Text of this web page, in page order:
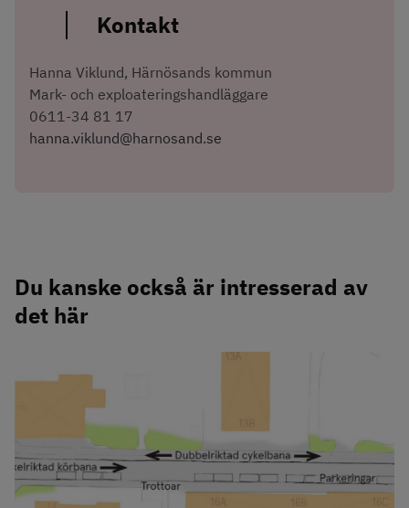
Kontakt
Hanna Viklund, Härnösands kommun
Mark- och exploateringshandläggare
0611-34 81 17
hanna.viklund@harnosand.se
Du kanske också är intresserad av
det här